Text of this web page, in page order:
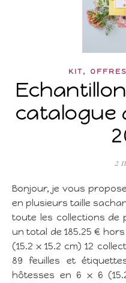
KIT,
catalogue
2
Bonjour, je vous propose des échantillons de papiers
en plusieurs taille
toute les collections de
un total de 185.25 €
(15.2 x 15.2 cm) 12
89 feuilles et
hôtesses en 6 x 6